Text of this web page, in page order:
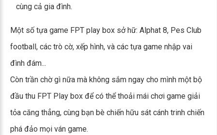
cùng cả gia đình.
Một số tựa game FPT play box sở hữ: Alphat 8, Pes Club
football, các trò cờ, xếp hình, và các tựa game nhập vai
đình đám...
Còn trần chờ gì nữa mà không sắm ngay cho mình một bộ
đầu thu FPT Play box để có thể thoải mái chơi game giải
tỏa căng thẳng, cùng bạn bè chiến hữu sát cánh trinh chiến
phá đảo mọi ván game.